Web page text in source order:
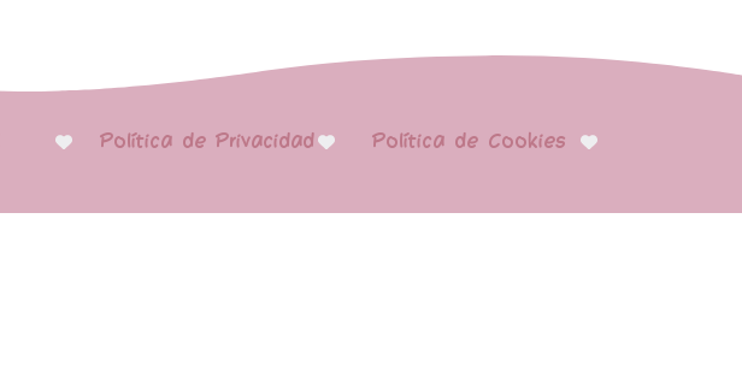
Política de Privacidad Política de Cookies